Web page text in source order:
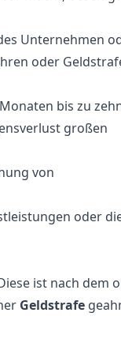
Unternehmen
oder
bis zu
großen
von
oder
ist nach dem
Geldstrafe